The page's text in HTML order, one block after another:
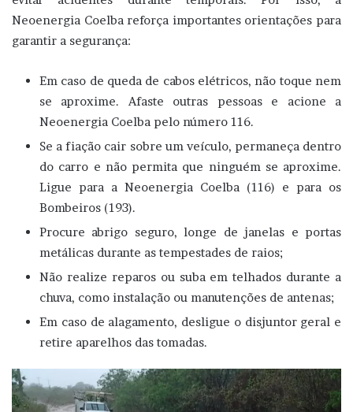
Neoenergia Coelba reforça importantes orientações para
garantir a segurança:
Em caso de queda de cabos elétricos, não toque nem
se aproxime. Afaste outras pessoas e acione a
Neoenergia Coelba pelo número 116.
Se a fiação cair sobre um veículo, permaneça dentro
do carro e não permita que ninguém se aproxime.
Ligue para a Neoenergia Coelba (116) e para os
Bombeiros (193).
Procure abrigo seguro, longe de janelas e portas
metálicas durante as tempestades de raios;
Não realize reparos ou suba em telhados durante a
chuva, como instalação ou manutenções de antenas;
Em caso de alagamento, desligue o disjuntor geral e
retire aparelhos das tomadas.